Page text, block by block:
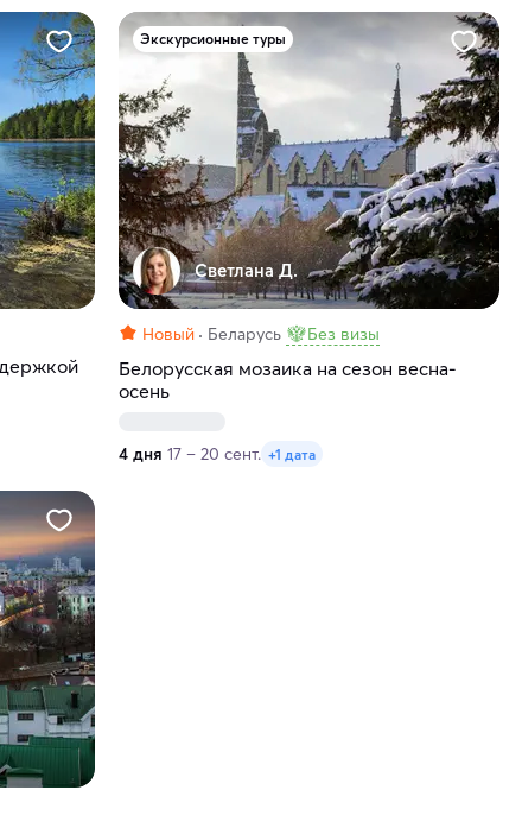
Экскурсионные туры
Светлана Д.
Новый Беларусь Без визы
Белорусская мозаика на сезон весна-
осень
4 дня 17 – 20 сент. +1 дата